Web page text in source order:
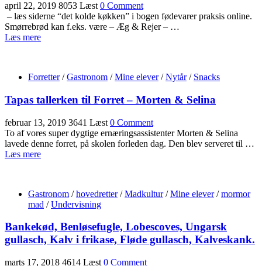
april 22, 2019 8053 Læst 0 Comment
– læs siderne “det kolde køkken” i bogen fødevarer praksis online.
Smørrebrød kan f.eks. være – Æg & Rejer – …
Læs mere
Forretter/Gastronom /Mine elever/Nytår/ Snacks
Tapas tallerken til Forret – Morten & Selina
februar 13, 2019 3641 Læst 0 Comment
To af vores super dygtige ernæringsassistenter Morten & Selina
lavede denne forret, på skolen forleden dag. Den blev serveret til …
Læs mere
Gastronom /hovedretter/Madkultur/Mine elever/mormor
mad /Undervisning
Bankekød, Benløsefugle, Lobescoves, Ungarsk
gullasch, Kalv i frikase, Fløde gullasch, Kalveskank.
marts 17, 2018 4614 Læst 0 Comment